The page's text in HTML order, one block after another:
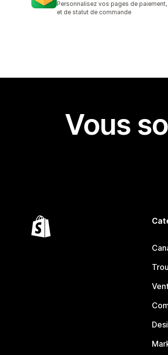
Personnalisez vos pages de
et de statut de commande
Vous